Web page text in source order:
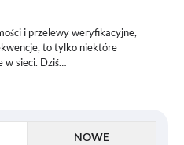
i przelewy weryfikacyjne,
to tylko niektóre
w sieci. Dziś…
NOWE